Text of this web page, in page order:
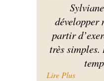
partir
très
Lire Plus« De